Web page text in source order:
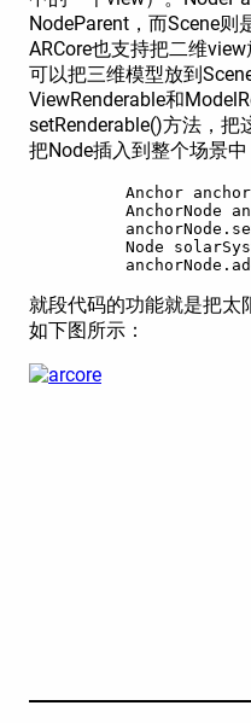
NodeParent，而Scene则
ARCore也支持把二维
可以把三维模型放到
ViewRenderable和
setRenderable()方法，把
把Node插入到整个场景中
Anchor
AnchorNode
Node
就段代码的功能就是把太
如下图所示：